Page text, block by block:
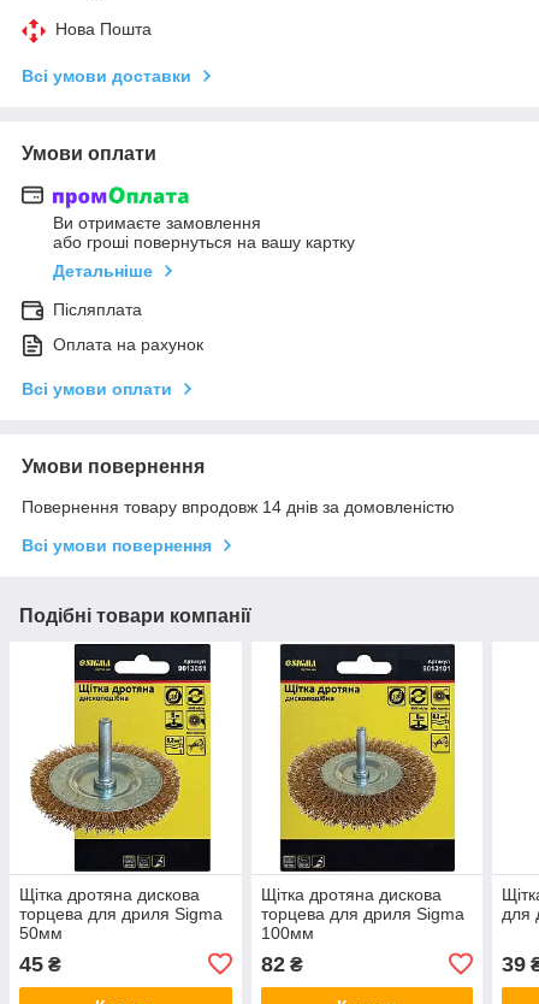
Нова Пошта
Всі умови доставки
Умови оплати
Ви отримаєте замовлення
або гроші повернуться на вашу картку
Детальніше
Післяплата
Оплата на рахунок
Всі умови оплати
Умови повернення
Повернення товару впродовж 14 днів за домовленістю
Всі умови повернення
Подібні товари компанії
Щітка дротяна дискова
торцева для дриля Sigma
50мм
45 ₴
Щітка дротяна дискова
торцева для дриля Sigma
100мм
82₴
для
39